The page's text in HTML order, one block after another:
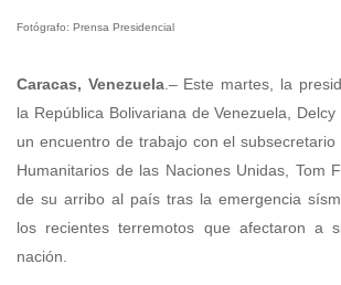
Fotógrafo: Prensa Presidencial
Caracas, Venezuela.– Este martes, la
la República Bolivariana de Venezuela,
un encuentro de trabajo con el
Humanitarios de las Naciones Unidas, Tom
de su arribo al país tras la emergencia
los recientes terremotos que afectaron a
nación.